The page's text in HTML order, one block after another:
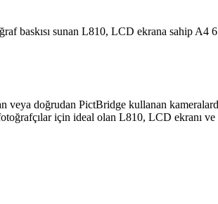
baskısı sunan L810, LCD ekrana sahip A4
veya doğrudan PictBridge kullanan
için ideal olan L810, LCD ekranı